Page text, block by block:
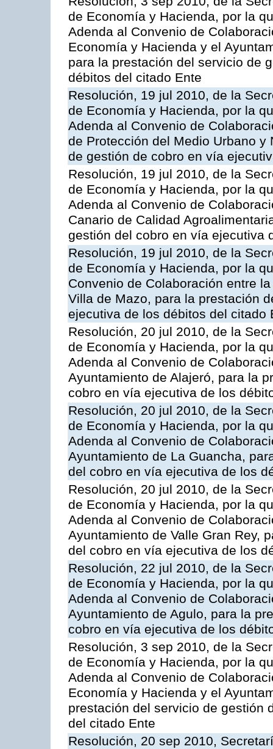
de Economía y Hacienda, por la
Adenda al Convenio de
Economía y Hacienda y el
para la prestación del servicio de
débitos del citado Ente
Resolución, 19 jul 2010, de la
de Economía y Hacienda, por la
Adenda al Convenio de
de Protección del Medio Urbano
de gestión de cobro en vía
Resolución, 19 jul 2010, de la
de Economía y Hacienda, por la
Adenda al Convenio de
Canario de Calidad
gestión del cobro en vía ejecutiva
Resolución, 19 jul 2010, de la
de Economía y Hacienda, por la
Convenio de Colaboración entre
Villa de Mazo, para la prestación
ejecutiva de los débitos del citado
Resolución, 20 jul 2010, de la
de Economía y Hacienda, por la
Adenda al Convenio de
Ayuntamiento de Alajeró, para la
cobro en vía ejecutiva de los
Resolución, 20 jul 2010, de la
de Economía y Hacienda, por la
Adenda al Convenio de
Ayuntamiento de La Guancha,
del cobro en vía ejecutiva de los
Resolución, 20 jul 2010, de la
de Economía y Hacienda, por la
Adenda al Convenio de
Ayuntamiento de Valle Gran Rey,
del cobro en vía ejecutiva de los
Resolución, 22 jul 2010, de la
de Economía y Hacienda, por la
Adenda al Convenio de
Ayuntamiento de Agulo, para la
cobro en vía ejecutiva de los
Resolución, 3 sep 2010, de la
de Economía y Hacienda, por la
Adenda al Convenio de
Economía y Hacienda y el
prestación del servicio de gestión
del citado Ente
Resolución, 20 sep 2010,